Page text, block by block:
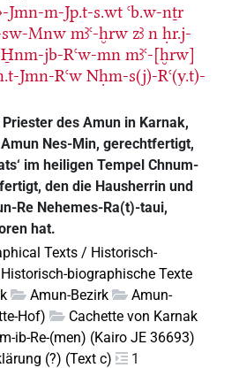
Jmn-m-Jp.t-s.wt ꜥb.w-nṯr
Mnw mꜣꜥ-ḫrw zꜣ n ḥr.j-
H̱nm-jb-Rꜥw-mn mꜣꜥ-[ḫrw]
Jmn-Rꜥw Nḥm-s(j)-Rꜥ(y.t)-
des Amun in Karnak,
Nes-Min, gerechtfertigt,
im heiligen Tempel Chnum-
den die Hausherrin und
Re Nehemes-Ra(t)-taui,
hat.
Texts / Historisch-
Historisch-biographische Texte
Amun-Bezirk
Amun-
Hof)
Cachette von Karnak
ib-Re-(men) (Kairo JE 36693)
(?) (Text c)
1